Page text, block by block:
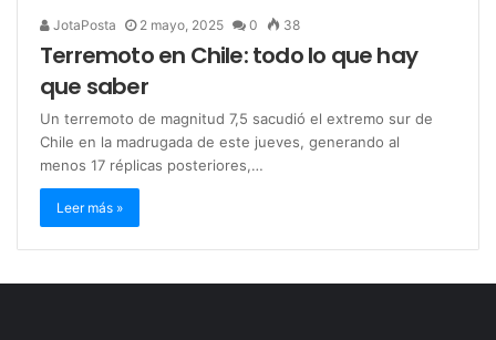
JotaPosta 2 mayo, 2025 0 38
Terremoto en Chile: todo lo que hay
que saber
Un terremoto de magnitud 7,5 sacudió el extremo sur de
Chile en la madrugada de este jueves, generando al
menos 17 réplicas posteriores,…
Leer más »